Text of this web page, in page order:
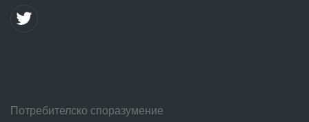
Потребителско споразумение